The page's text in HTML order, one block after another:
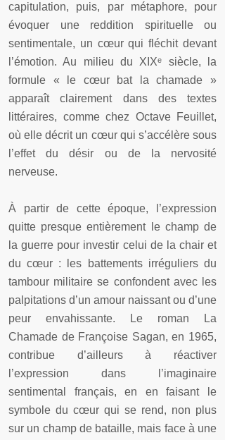
capitulation, puis, par métaphore, pour
évoquer une reddition spirituelle ou
sentimentale, un cœur qui fléchit devant
l’émotion. Au milieu du XIXᵉ siècle, la
formule « le cœur bat la chamade »
apparaît clairement dans des textes
littéraires, comme chez Octave Feuillet,
où elle décrit un cœur qui s’accélère sous
l’effet du désir ou de la nervosité
nerveuse.
À partir de cette époque, l’expression
quitte presque entièrement le champ de
la guerre pour investir celui de la chair et
du cœur : les battements irréguliers du
tambour militaire se confondent avec les
palpitations d’un amour naissant ou d’une
peur envahissante. Le roman La
Chamade de Françoise Sagan, en 1965,
contribue d’ailleurs à réactiver
l’expression dans l’imaginaire
sentimental français, en en faisant le
symbole du cœur qui se rend, non plus
sur un champ de bataille, mais face à une